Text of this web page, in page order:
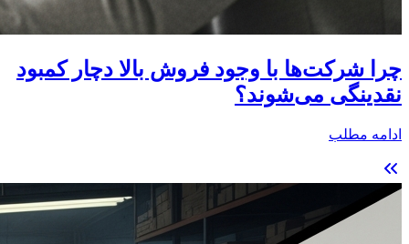
چرا شرکت‌ها با وجود فروش بالا دچار کمبود
نقدینگی می‌شوند؟
ادامه مطلب